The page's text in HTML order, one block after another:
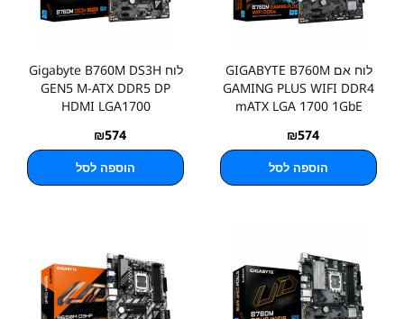
לוח אם GIGABYTE B760M
GAMING PLUS WIFI DDR4
mATX LGA 1700 1GbE
₪574
הוספה לסל
לוח Gigabyte B760M DS3H
GEN5 M-ATX DDR5 DP
HDMI LGA1700
₪574
הוספה לסל